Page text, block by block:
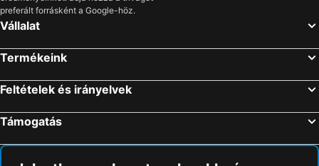
preferált forrásként a Google-höz.
Vállalat
Termékeink
Feltételek és irányelvek
Támogatás